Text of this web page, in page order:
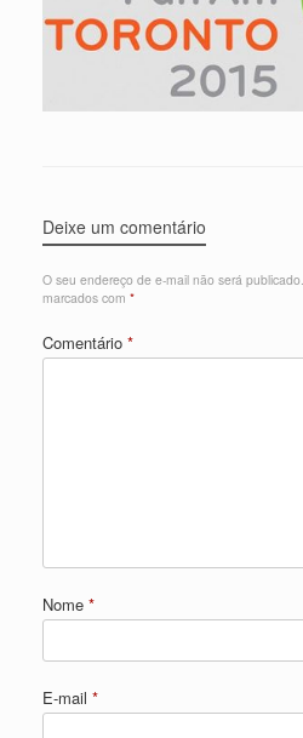
Deixe um comentário
O seu endereço de e-mail não será publicado.
marcados com *
Comentário *
Nome *
E-mail *